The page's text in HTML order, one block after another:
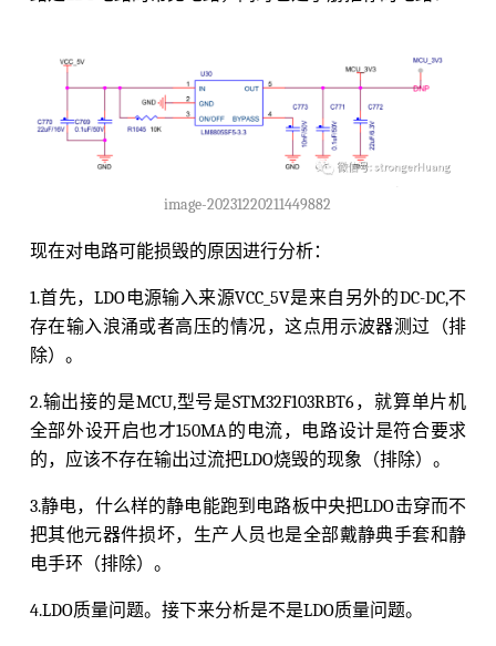
image-20231220211449882
现在对电路可能损毁的原因进行分析：
1.首先，LDO电源输入来源VCC_5V是来自另外的DC-DC,不
存在输入浪涌或者高压的情况，这点用示波器测过（排
除）。
2.输出接的是MCU,型号是STM32F103RBT6，就算单片机
全部外设开启也才150MA的电流，电路设计是符合要求
的，应该不存在输出过流把LDO烧毁的现象（排除）。
3.静电，什么样的静电能跑到电路板中央把LDO击穿而不
把其他元器件损坏，生产人员也是全部戴静典手套和静
电手环（排除）。
4.LDO质量问题。接下来分析是不是LDO质量问题。